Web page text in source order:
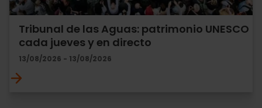
Tribunal de las Aguas: patrimonio UNESCO
cada jueves y en directo
13/08/2026 - 13/08/2026